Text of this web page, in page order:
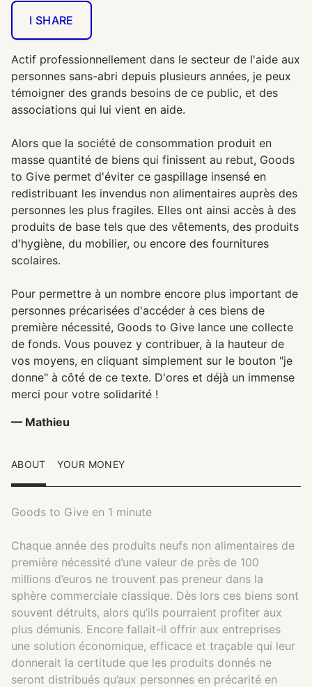
I SHARE
Actif professionnellement dans le secteur de l'aide aux
personnes sans-abri depuis plusieurs années, je peux
témoigner des grands besoins de ce public, et des
associations qui lui vient en aide.
Alors que la société de consommation produit en
masse quantité de biens qui finissent au rebut, Goods
to Give permet d'éviter ce gaspillage insensé en
redistribuant les invendus non alimentaires auprès des
personnes les plus fragiles. Elles ont ainsi accès à des
produits de base tels que des vêtements, des produits
d'hygiène, du mobilier, ou encore des fournitures
scolaires.
Pour permettre à un nombre encore plus important de
personnes précarisées d'accéder à ces biens de
première nécessité, Goods to Give lance une collecte
de fonds. Vous pouvez y contribuer, à la hauteur de
vos moyens, en cliquant simplement sur le bouton "je
donne" à côté de ce texte. D'ores et déjà un immense
merci pour votre solidarité !
— Mathieu
ABOUT YOUR MONEY
Goods to Give en 1 minute
Chaque année des produits neufs non alimentaires de
première nécessité d’une valeur de près de 100
millions d’euros ne trouvent pas preneur dans la
sphère commerciale classique. Dès lors ces biens sont
souvent détruits, alors qu’ils pourraient profiter aux
plus démunis. Encore fallait-il offrir aux entreprises
une solution économique, efficace et traçable qui leur
donnerait la certitude que les produits donnés ne
seront distribués qu’aux personnes en précarité en